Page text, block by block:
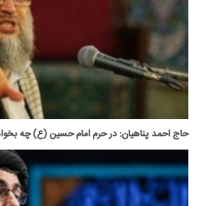
حاج احمد پناهیان: در حرم امام حسین (ع) چه